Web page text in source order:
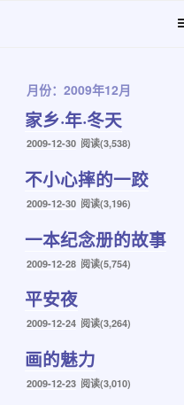
月份：2009年12月
家乡·年·冬天
发
于
2009-12-30 阅读(3,538)
不小心摔的一跤
发
于
2009-12-30 阅读(3,196)
一本纪念册的故事
发
于
2009-12-28 阅读(5,754)
平安夜
发
于
2009-12-24 阅读(3,264)
画的魅力
发
2009-12-23 阅读(3,010)